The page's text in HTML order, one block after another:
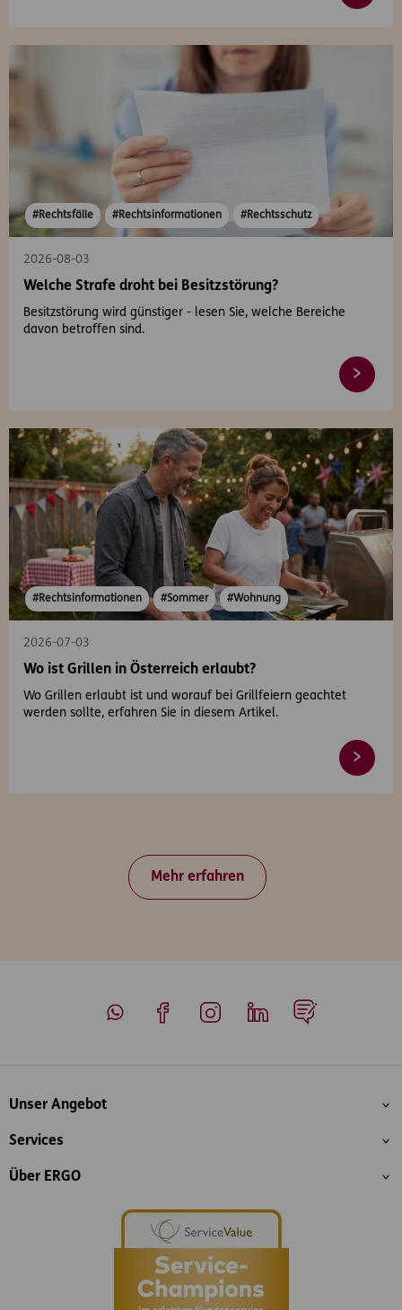
#Rechtsfälle #Rechtsinformationen #Rechtsschutz
2026-08-03
Welche Strafe droht bei Besitzstörung?
Besitzstörung wird günstiger - lesen Sie, welche Bereiche
davon betroffen sind.
#Rechtsinformationen #Sommer #Wohnung
2026-07-03
Wo ist Grillen in Österreich erlaubt?
Wo Grillen erlaubt ist und worauf bei Grillfeiern geachtet
werden sollte, erfahren Sie in diesem Artikel.
Mehr erfahren
Inhaltsübersicht
Unser Angebot
Services
Über ERGO